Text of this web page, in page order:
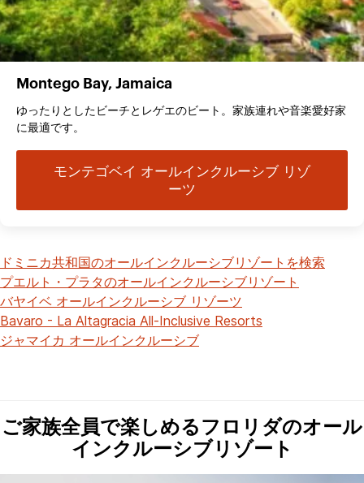
Montego Bay, Jamaica
ゆったりとしたビーチとレゲエのビート。家族連れや音楽愛好家
に最適です。
モンテゴベイ オールインクルーシブ リゾ
ーツ
ドミニカ共和国のオールインクルーシブリゾートを検索
プエルト・プラタのオールインクルーシブリゾート
バヤイベ オールインクルーシブ リゾーツ
Bavaro - La Altagracia All-Inclusive Resorts
ジャマイカ オールインクルーシブ
ご家族全員で楽しめるフロリダのオール
インクルーシブリゾート